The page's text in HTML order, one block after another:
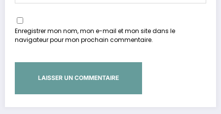
Enregistrer mon nom, mon e-mail et mon site dans le
navigateur pour mon prochain commentaire.